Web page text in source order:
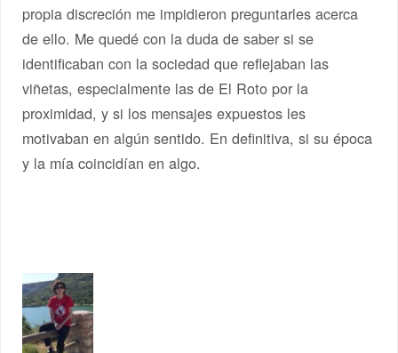
propia discreción me impidieron preguntarles acerca
de ello. Me quedé con la duda de saber si se
identificaban con la sociedad que reflejaban las
viñetas, especialmente las de El Roto por la
proximidad, y si los mensajes expuestos les
motivaban en algún sentido. En definitiva, si su época
y la mía coincidían en algo.